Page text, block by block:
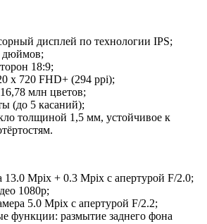
дисплей по технологии IPS;
дюймов;
18:9;
х 720 FHD+ (294 ppi);
млн цветов;
(до 5 касаний);
толщиной 1,5 мм, устойчивое к
13.0 Mpix + 0.3 Mpix с апертурой F/2.0;
1080p;
5.0 Mpix с апертурой F/2.2;
функции: размытие заднего фона